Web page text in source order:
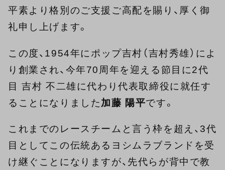
平素より格別のご支援ご高配を賜り、厚く御
礼申し上げます。
この度、1954年にポップ吉村（吉村秀雄）によ
り創業され、今年70周年を迎える節目に2代
目 吉村 不二雄に代わり代表取締役に就任す
ることになりました加藤 陽平です。
これまでのレースチームと言う枠を超え、3代
目としてこの伝統あるヨシムラブランドを受
け継ぐことになりますが、先代らが背中で教